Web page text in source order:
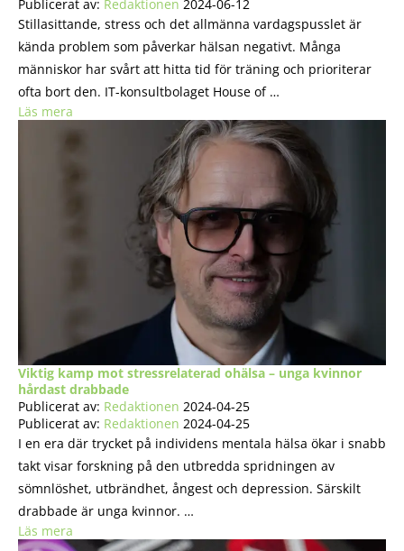
Publicerat av: Redaktionen 2024-06-12
Stillasittande, stress och det allmänna vardagspusslet är
kända problem som påverkar hälsan negativt. Många
människor har svårt att hitta tid för träning och prioriterar
ofta bort den. IT-konsultbolaget House of …
Läs mera
Viktig kamp mot stressrelaterad ohälsa – unga kvinnor
hårdast drabbade
Publicerat av: Redaktionen 2024-04-25
Publicerat av: Redaktionen 2024-04-25
I en era där trycket på individens mentala hälsa ökar i snabb
takt visar forskning på den utbredda spridningen av
sömnlöshet, utbrändhet, ångest och depression. Särskilt
drabbade är unga kvinnor. …
Läs mera